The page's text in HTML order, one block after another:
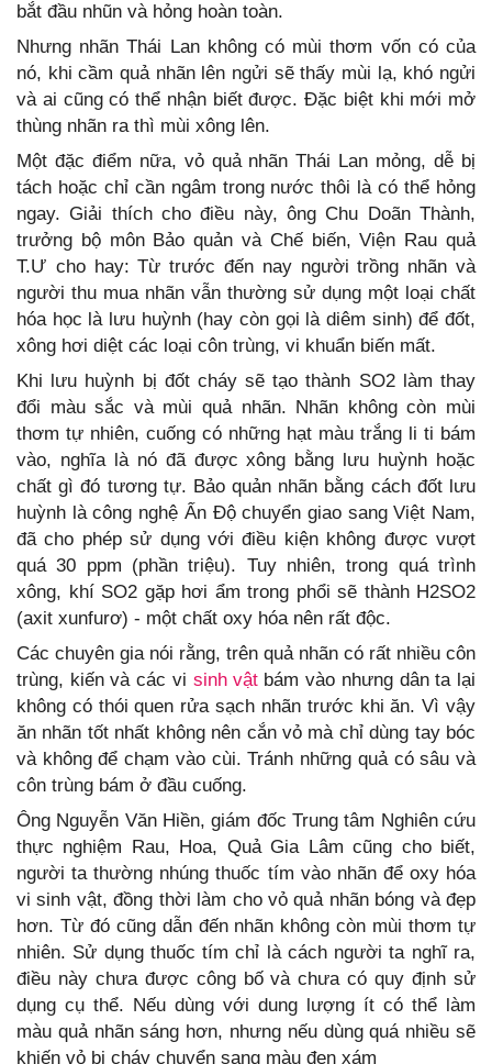
bắt đầu nhũn và hỏng hoàn toàn.
Nhưng nhãn Thái Lan không có mùi thơm vốn có của
nó, khi cầm quả nhãn lên ngửi sẽ thấy mùi lạ, khó ngửi
và ai cũng có thể nhận biết được. Đặc biệt khi mới mở
thùng nhãn ra thì mùi xông lên.
Một đặc điểm nữa, vỏ quả nhãn Thái Lan mỏng, dễ bị
tách hoặc chỉ cần ngâm trong nước thôi là có thể hỏng
ngay. Giải thích cho điều này, ông Chu Doãn Thành,
trưởng bộ môn Bảo quản và Chế biến, Viện Rau quả
T.Ư cho hay: Từ trước đến nay người trồng nhãn và
người thu mua nhãn vẫn thường sử dụng một loại chất
hóa học là lưu huỳnh (hay còn gọi là diêm sinh) để đốt,
xông hơi diệt các loại côn trùng, vi khuẩn biến mất.
Khi lưu huỳnh bị đốt cháy sẽ tạo thành SO2 làm thay
đổi màu sắc và mùi quả nhãn. Nhãn không còn mùi
thơm tự nhiên, cuống có những hạt màu trắng li ti bám
vào, nghĩa là nó đã được xông bằng lưu huỳnh hoặc
chất gì đó tương tự. Bảo quản nhãn bằng cách đốt lưu
huỳnh là công nghệ Ấn Độ chuyển giao sang Việt Nam,
đã cho phép sử dụng với điều kiện không được vượt
quá 30 ppm (phần triệu). Tuy nhiên, trong quá trình
xông, khí SO2 gặp hơi ẩm trong phổi sẽ thành H2SO2
(axit xunfurơ) - một chất oxy hóa nên rất độc.
Các chuyên gia nói rằng, trên quả nhãn có rất nhiều côn
trùng, kiến và các vi sinh vậtbám vào nhưng dân ta lại
không có thói quen rửa sạch nhãn trước khi ăn. Vì vậy
ăn nhãn tốt nhất không nên cắn vỏ mà chỉ dùng tay bóc
và không để chạm vào cùi. Tránh những quả có sâu và
côn trùng bám ở đầu cuống.
Ông Nguyễn Văn Hiền, giám đốc Trung tâm Nghiên cứu
thực nghiệm Rau, Hoa, Quả Gia Lâm cũng cho biết,
người ta thường nhúng thuốc tím vào nhãn để oxy hóa
vi sinh vật, đồng thời làm cho vỏ quả nhãn bóng và đẹp
hơn. Từ đó cũng dẫn đến nhãn không còn mùi thơm tự
nhiên. Sử dụng thuốc tím chỉ là cách người ta nghĩ ra,
điều này chưa được công bố và chưa có quy định sử
dụng cụ thể. Nếu dùng với dung lượng ít có thể làm
màu quả nhãn sáng hơn, nhưng nếu dùng quá nhiều sẽ
khiến vỏ bị cháy chuyển sang màu đen xám